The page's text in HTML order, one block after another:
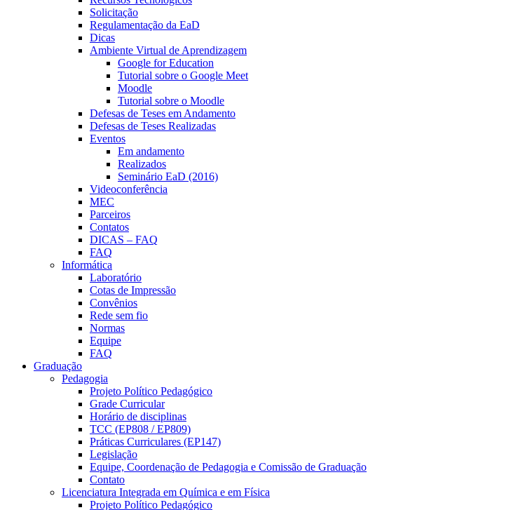
Solicitação
Regulamentação da EaD
Dicas
Ambiente Virtual de Aprendizagem
Google for Education
Tutorial sobre o Google Meet
Moodle
Tutorial sobre o Moodle
Defesas de Teses em Andamento
Defesas de Teses Realizadas
Eventos
Em andamento
Realizados
Seminário EaD (2016)
Videoconferência
MEC
Parceiros
Contatos
DICAS – FAQ
FAQ
Informática
Laboratório
Cotas de Impressão
Convênios
Rede sem fio
Normas
Equipe
FAQ
Graduação
Pedagogia
Projeto Político Pedagógico
Grade Curricular
Horário de disciplinas
TCC (EP808 / EP809)
Práticas Curriculares (EP147)
Legislação
Equipe, Coordenação de Pedagogia e Comissão de Graduação
Contato
Licenciatura Integrada em Química e em Física
Projeto Político Pedagógico